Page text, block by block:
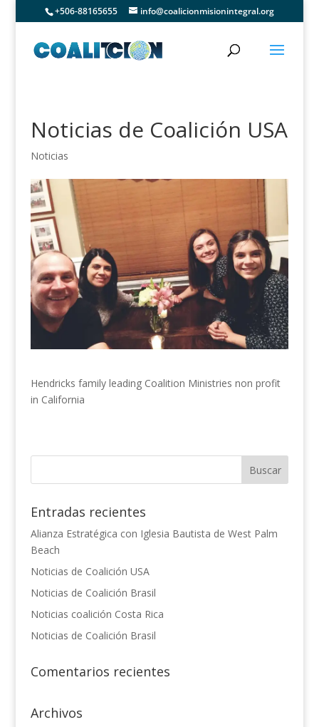
+506-88165655 info@coalicionmisionintegral.org
Noticias de Coalición USA
Noticias
Hendricks family leading Coalition Ministries non profit
in California
Entradas recientes
Alianza Estratégica con Iglesia Bautista de West Palm
Beach
Noticias de Coalición USA
Noticias de Coalición Brasil
Noticias coalición Costa Rica
Noticias de Coalición Brasil
Comentarios recientes
Archivos